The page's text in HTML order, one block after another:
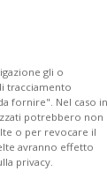
gli o
tracciamento
fornire". Nel caso in
potrebbero non
o per revocare il
avranno effetto
privacy.